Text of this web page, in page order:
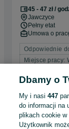
45 - 47 zł /
Jawczyce
Pełny etat
Umowa o
Odpowiednie
Miejsce pracy:
Odświeżono
Dbamy o
My i nasi447
do informacji na
plikach cookie w
Użytkownik